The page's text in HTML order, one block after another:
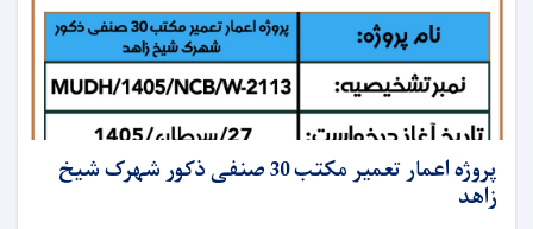
پروژه اعمار تعمیر مکتب 30 صنفی ذکور شهرک شیخ
زاهد